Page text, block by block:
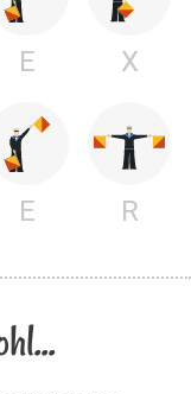
E X
E R